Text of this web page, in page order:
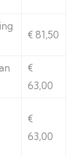
€ 81,50
€
63,00
€
63,00